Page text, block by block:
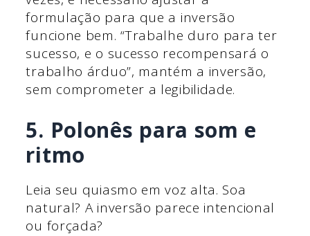
formulação para que a inversão
funcione bem. “Trabalhe duro para ter
sucesso, e o sucesso recompensará o
trabalho árduo”, mantém a inversão,
sem comprometer a legibilidade.
5. Polonês para som e
ritmo
Leia seu quiasmo em voz alta. Soa
natural? A inversão parece intencional
ou forçada?